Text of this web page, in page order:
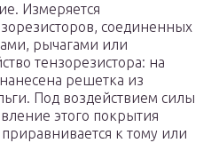
Измеряется
соединенных
рычагами или
тензорезистора: на
решетка из
Под воздействием силы
этого покрытия
к тому или